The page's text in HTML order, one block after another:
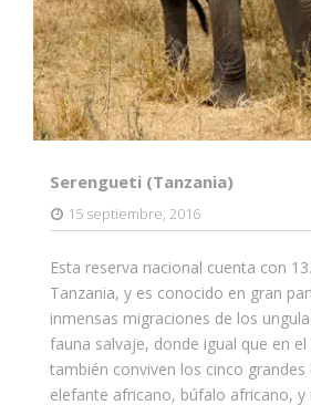
Serengueti (Tanzania)
15 septiembre, 2016
Esta reserva nacional cuenta con
Tanzania, y es conocido en gran
inmensas migraciones de los
fauna salvaje, donde igual que en
también conviven los cinco
elefante africano, búfalo africano, y